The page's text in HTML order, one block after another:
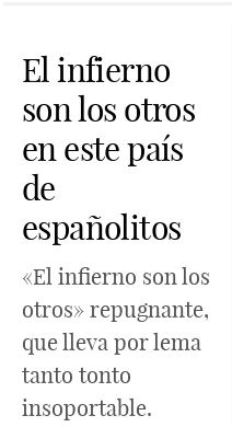
El infierno
son los otros
en este país
de
españolitos
«El infierno son los
otros» repugnante,
que lleva por lema
tanto tonto
insoportable.